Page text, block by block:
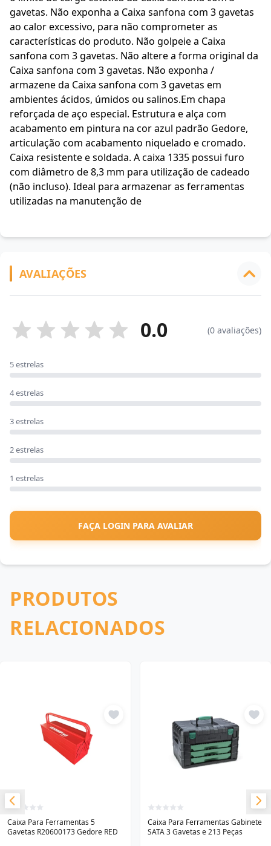
gavetas. Não exponha a Caixa sanfona com 3 gavetas
ao calor excessivo, para não comprometer as
características do produto. Não golpeie a Caixa
sanfona com 3 gavetas. Não altere a forma original da
Caixa sanfona com 3 gavetas. Não exponha /
armazene da Caixa sanfona com 3 gavetas em
ambientes ácidos, úmidos ou salinos.Em chapa
reforçada de aço especial. Estrutura e alça com
acabamento em pintura na cor azul padrão Gedore,
articulação com acabamento niquelado e cromado.
Caixa resistente e soldada. A caixa 1335 possui furo
com diâmetro de 8,3 mm para utilização de cadeado
(não incluso). Ideal para armazenar as ferramentas
utilizadas na manutenção de
AVALIAÇÕES
0.0 (0 avaliações)
5 estrelas
4 estrelas
3 estrelas
2 estrelas
1 estrelas
FAÇA LOGIN PARA AVALIAR
PRODUTOS
RELACIONADOS
Caixa Para Ferramentas 5
Gavetas R20600173 Gedore RED
Caixa Para Ferramentas Gabinete
SATA 3 Gavetas e 213 Peças